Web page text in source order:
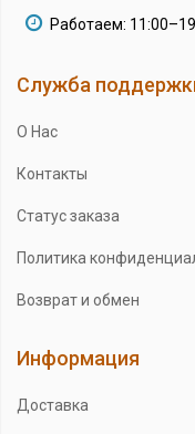
Работаем:
Служба
О Нас
Контакты
Статус заказа
Политика
Возврат и обмен
Информация
Доставка